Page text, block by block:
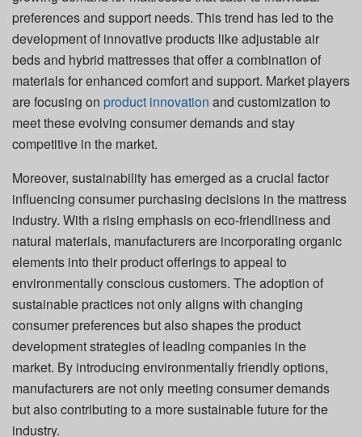
preferences and support needs. This trend has led to the
development of innovative products like adjustable air
beds and hybrid mattresses that offer a combination of
materials for enhanced comfort and support. Market players
are focusing on product innovation and customization to
meet these evolving consumer demands and stay
competitive in the market.
Moreover, sustainability has emerged as a crucial factor
influencing consumer purchasing decisions in the mattress
industry. With a rising emphasis on eco-friendliness and
natural materials, manufacturers are incorporating organic
elements into their product offerings to appeal to
environmentally conscious customers. The adoption of
sustainable practices not only aligns with changing
consumer preferences but also shapes the product
development strategies of leading companies in the
market. By introducing environmentally friendly options,
manufacturers are not only meeting consumer demands
but also contributing to a more sustainable future for the
industry.